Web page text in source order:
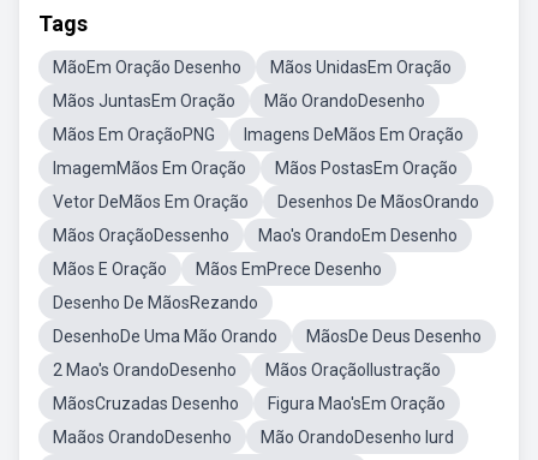
Tags
MãoEm Oração Desenho
Mãos UnidasEm Oração
Mãos JuntasEm Oração
Mão OrandoDesenho
Mãos Em OraçãoPNG
Imagens DeMãos Em Oração
ImagemMãos Em Oração
Mãos PostasEm Oração
Vetor DeMãos Em Oração
Desenhos De MãosOrando
Mãos OraçãoDessenho
Mao's OrandoEm Desenho
Mãos E Oração
Mãos EmPrece Desenho
Desenho De MãosRezando
DesenhoDe Uma Mão Orando
MãosDe Deus Desenho
2 Mao's OrandoDesenho
Mãos OraçãoIlustração
MãosCruzadas Desenho
Figura Mao'sEm Oração
Maãos OrandoDesenho
Mão OrandoDesenho Iurd